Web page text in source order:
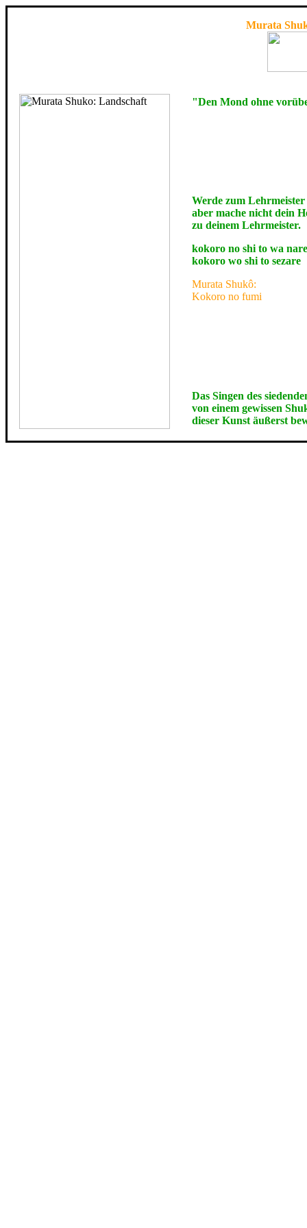
Murata
"Den Mond ohne
Werde zum Lehrmeister
aber mache nicht dein
zu deinem Lehrmeister.
kokoro no shi to wa
kokoro wo shi to sezare
Murata Shukô:
Kokoro no fumi
Das Singen des
von einem gewissen
dieser Kunst äußerst